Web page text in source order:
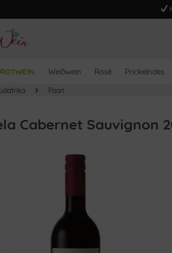
ROTWEIN Weißwein Rosé Prickelndes
Paarl
Cabernet Sauvignon